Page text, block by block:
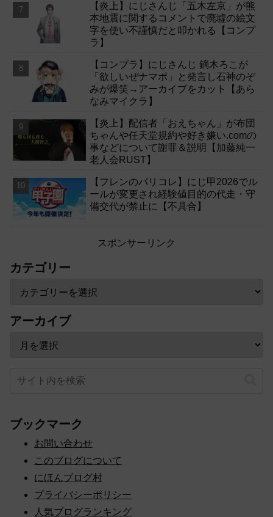
【炎上】にじさんじ「五木左京」が熊
本地震に関するコメントで廃墟の絵文
字を使い不謹慎だと叩かれる【コンプ
ラ】
【コンプラ】にじさんじ 鏑木ろこが
「欲しいぜナマポ」と発言し石神のぞ
みが爆笑→アーカイブをカット【あら
なみマイクラ】
【炎上】配信者「おえちゃん」が布団
ちゃんや任天堂規約や好き嫌い.comの
事などについて謝罪＆説明【加藤純一
老人会RUST】
【フレンのパリコレ】にじ甲2026でル
ールが変更され経験値目的の代走・守
備交代が禁止に【不具合】
スポンサーリンク
カテゴリー
アーカイブ
ブックマーク
お問い合わせ
このブログについて
にほんブログ村
プライバシーポリシー
人気ブログランキング